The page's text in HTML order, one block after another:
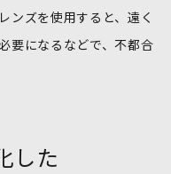
ンズを使用すると、遠く
要になるなどで、不都合
した